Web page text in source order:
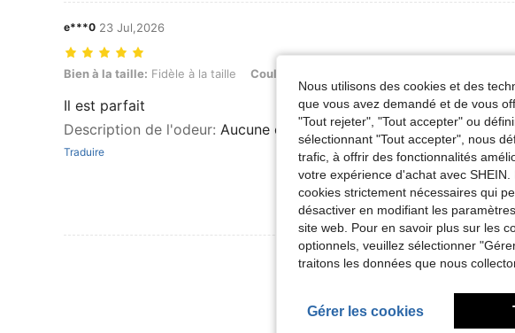
e***0 23 Jul,2026
Bien à la taille: Fidèle à la taille, Couleur: Multicolore, Taille: L
Bien à la taille: Fidèle à la taille Couleur:
Il est parfait
Description de l'odeur: Aucune odeur
Traduire
Voir Plus D'avis
Nous utilisons des cookies et des
que vous avez demandé et de vous
"Tout rejeter", "Tout accepter" ou
sélectionnant "Tout accepter", nous
trafic, à offrir des fonctionnalités
votre expérience d'achat avec
cookies strictement nécessaires qui
désactiver en modifiant les
site web. Pour en savoir plus sur les
optionnels, veuillez sélectionner
traitons les données que nous
Gérer les cookies